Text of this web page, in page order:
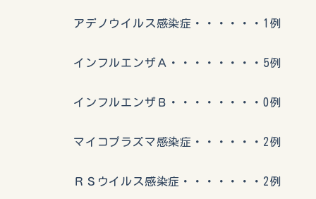
アデノウイルス感染症・・・・・・1例
インフルエンザＡ・・・・・・・・5例
インフルエンザＢ・・・・・・・・0例
マイコプラズマ感染症・・・・・・2例
ＲＳウイルス感染症・・・・・・・2例